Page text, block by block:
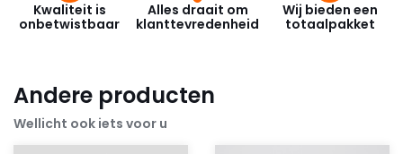
Kwaliteit is
onbetwistbaar
Alles draait om
klanttevredenheid
Wij bieden een
totaalpakket
Andere producten
Wellicht ook iets voor u